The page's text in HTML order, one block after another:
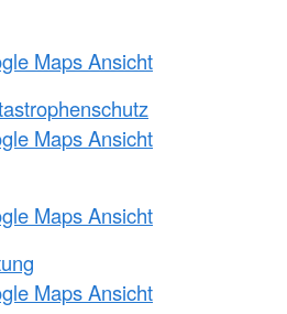
Maps Ansicht
Maps Ansicht
Maps Ansicht
Maps Ansicht